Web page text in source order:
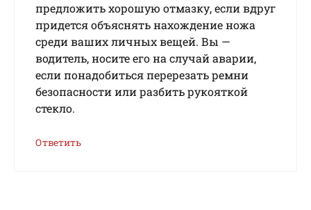
предложить хорошую отмазку, если вдруг
придется объяснять нахождение ножа
среди ваших личных вещей. Вы —
водитель, носите его на случай аварии,
если понадобиться перерезать ремни
безопасности или разбить рукояткой
стекло.
Ответить